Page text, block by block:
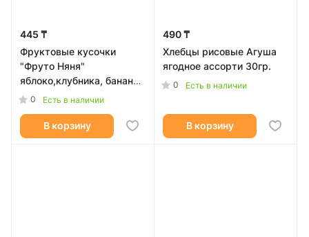
445 ₸
Фруктовые кусочки
"Фруто Няня"
яблоко,клубника, банан
15гр
0 Есть в наличии
В корзину
490 ₸
Хлебцы рисовые Агуша
ягодное ассорти 30гр.
0 Есть в наличии
В корзину